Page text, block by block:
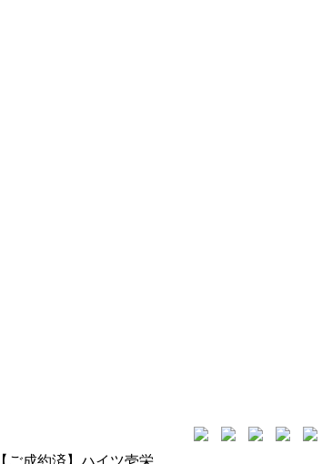
【ご成約済】ハイツ壱栄